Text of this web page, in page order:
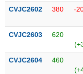
CVJC2602 380 -
CVJC2603 620
CVJC2604 460
Dữ
liệu
chính